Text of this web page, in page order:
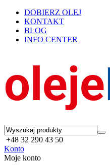
DOBIERZ OLEJ
KONTAKT
BLOG
INFO CENTER
+48 32 290 43 50
Konto
Moje konto